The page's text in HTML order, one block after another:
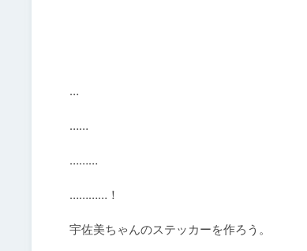
…
……
………
…………！
宇佐美ちゃんのステッカーを作ろう。